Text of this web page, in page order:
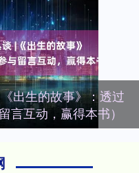
出生的故事》：透过
言互动，赢得本书）